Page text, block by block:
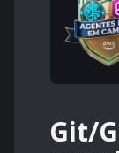
Git/